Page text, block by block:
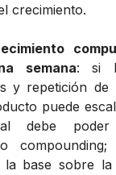
crecimiento.
semana: si
y repetición de
puede
debe
la base sobre